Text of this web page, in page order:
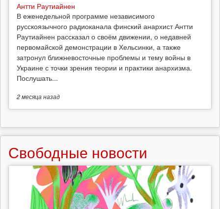
Антти Раутиайнен
В еженедельной программе независимого
русскоязычного радиоканала финский анархист Антти
Раутиайнен рассказал о своём движении, о недавней
первомайской демонстрации в Хельсинки, а также
затронул ближневосточные проблемы и тему войны в
Украине с точки зрения теории и практики анархизма.
Послушать...
2 месяца назад
Свободные новости